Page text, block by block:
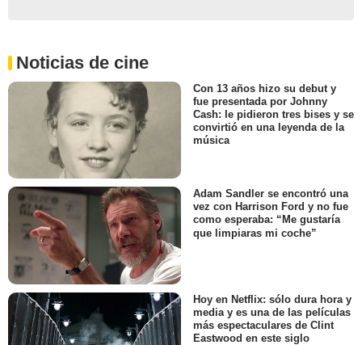
Noticias de cine
Con 13 años hizo su debut y
fue presentada por Johnny
Cash: le pidieron tres bises y se
convirtió en una leyenda de la
música
Adam Sandler se encontró una
vez con Harrison Ford y no fue
como esperaba: “Me gustaría
que limpiaras mi coche”
Hoy en Netflix: sólo dura hora y
media y es una de las películas
más espectaculares de Clint
Eastwood en este siglo